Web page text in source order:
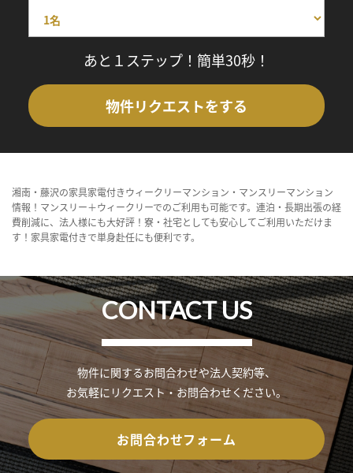
あと１ステップ！簡単30秒！
物件リクエストをする
湘南・藤沢の家具家電付きウィークリーマンション・マンスリーマンション
情報！マンスリー＋ウィークリーでのご利用も可能です。連泊・長期出張の経
費削減に、法人様にも大好評！寮・社宅としても安心してご利用いただけま
す！家具家電付きで単身赴任にも便利です。
CONTACT US
物件に関するお問合わせや法人契約等、
お気軽にリクエスト・お問合わせください。
お問合わせフォーム